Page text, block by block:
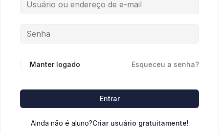
Manter logado Esqueceu a senha?
Entrar
Ainda não é aluno?Criar usuário gratuitamente!